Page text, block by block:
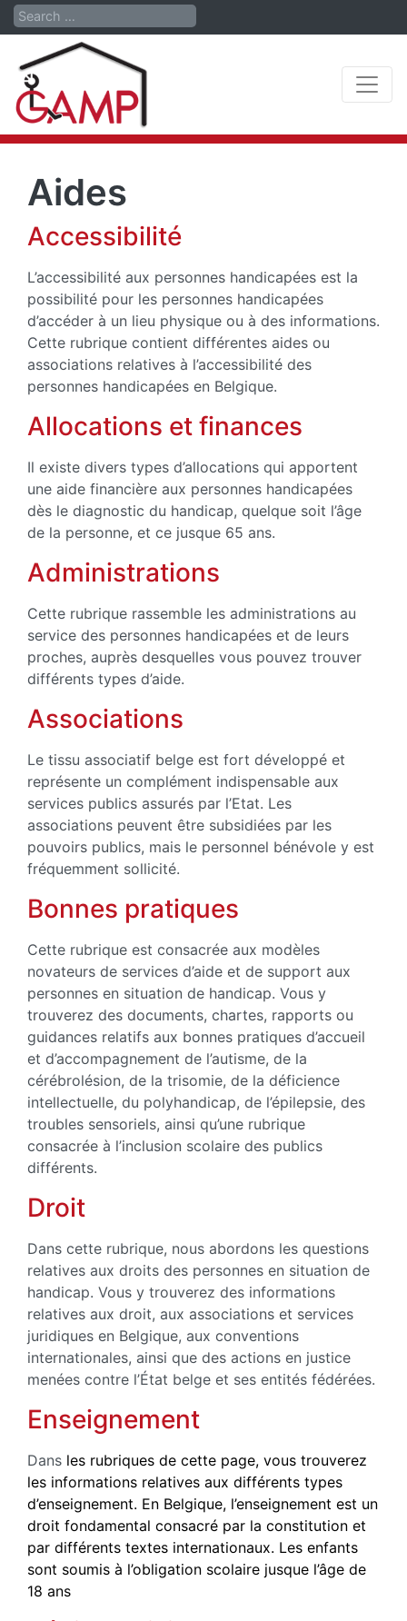
Search
Aides
Accessibilité
L’accessibilité aux personnes handicapées est la
possibilité pour les personnes handicapées
d’accéder à un lieu physique ou à des informations.
Cette rubrique contient différentes aides ou
associations relatives à l’accessibilité des
personnes handicapées en Belgique.
Allocations et finances
Il existe divers types d’allocations qui apportent
une aide financière aux personnes handicapées
dès le diagnostic du handicap, quelque soit l’âge
de la personne, et ce jusque 65 ans.
Administrations
Cette rubrique rassemble les administrations au
service des personnes handicapées et de leurs
proches, auprès desquelles vous pouvez trouver
différents types d’aide.
Associations
Le tissu associatif belge est fort développé et
représente un complément indispensable aux
services publics assurés par l’Etat. Les
associations peuvent être subsidiées par les
pouvoirs publics, mais le personnel bénévole y est
fréquemment sollicité.
Bonnes pratiques
Cette rubrique est consacrée aux modèles
novateurs de services d’aide et de support aux
personnes en situation de handicap. Vous y
trouverez des documents, chartes, rapports ou
guidances relatifs aux bonnes pratiques d’accueil
et d’accompagnement de l’autisme, de la
cérébrolésion, de la trisomie, de la déficience
intellectuelle, du polyhandicap, de l’épilepsie, des
troubles sensoriels, ainsi qu’une rubrique
consacrée à l’inclusion scolaire des publics
différents.
Droit
Dans cette rubrique, nous abordons les questions
relatives aux droits des personnes en situation de
handicap. Vous y trouverez des informations
relatives aux droit, aux associations et services
juridiques en Belgique, aux conventions
internationales, ainsi que des actions en justice
menées contre l’État belge et ses entités fédérées.
Enseignement
Dans les rubriques de cette page, vous trouverez
les informations relatives aux différents types
d’enseignement. En Belgique, l’enseignement est un
droit fondamental consacré par la constitution et
par différents textes internationaux. Les enfants
sont soumis à l’obligation scolaire jusque l’âge de
18 ans